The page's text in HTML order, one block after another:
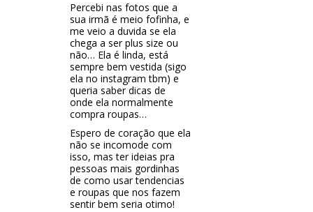
Percebi nas fotos que a
sua irmã é meio fofinha, e
me veio a duvida se ela
chega a ser plus size ou
não… Ela é linda, está
sempre bem vestida (sigo
ela no instagram tbm) e
queria saber dicas de
onde ela normalmente
compra roupas…
Espero de coração que ela
não se incomode com
isso, mas ter ideias pra
pessoas mais gordinhas
de como usar tendencias
e roupas que nos fazem
sentir bem seria otimo!